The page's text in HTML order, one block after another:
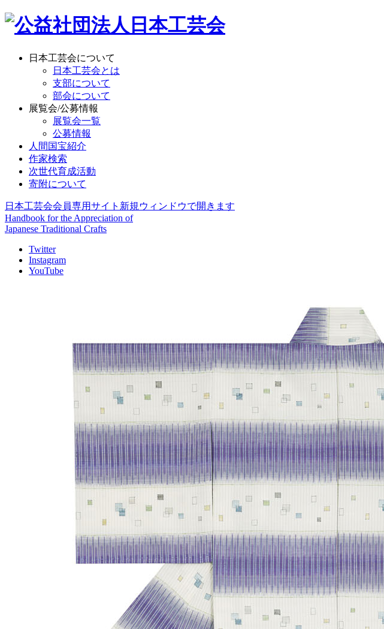
日本工芸会について
日本工芸会とは
支部について
部会について
展覧会/公募情報
展覧会一覧
公募情報
人間国宝紹介
作家検索
次世代育成活動
寄附について
日本工芸会会員専用サイト 新規ウィンドウで開きます
Handbook for the Appreciation of
Japanese Traditional Crafts
Twitter
Instagram
YouTube